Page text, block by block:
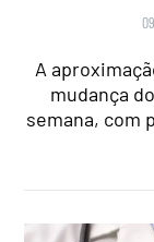
A
mudança
semana, com